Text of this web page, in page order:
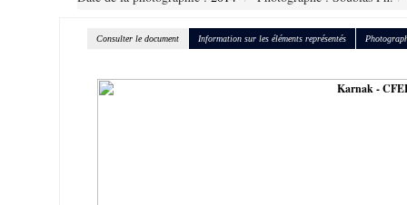
Consulter le document Information sur les éléments représentés